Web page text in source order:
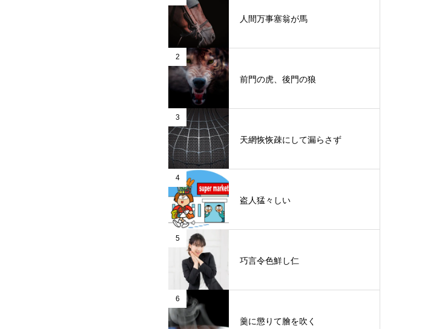
人間万事塞翁が馬
2
前門の虎、後門の狼
3
天網恢恢疎にして漏らさず
4
盗人猛々しい
5
巧言令色鮮し仁
6
羹に懲りて膾を吹く